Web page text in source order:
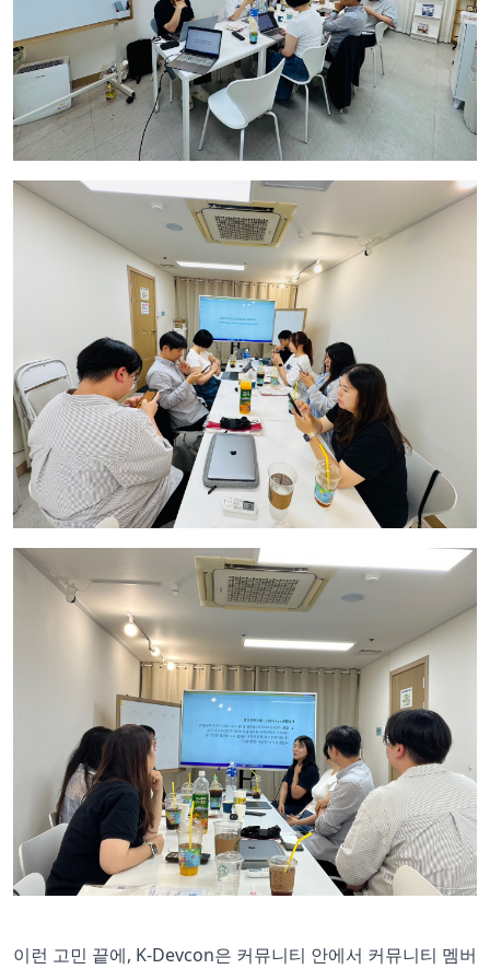
이런 고민 끝에, K-Devcon은 커뮤니티 안에서 커뮤니티 멤버